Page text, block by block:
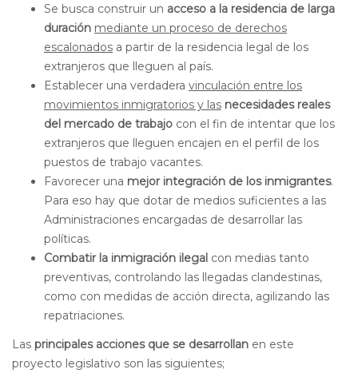
Se busca construir un acceso a la residencia de larga
duración mediante un proceso de derechos
escalonados a partir de la residencia legal de los
extranjeros que lleguen al país.
Establecer una verdadera vinculación entre los
movimientos inmigratorios y las necesidades reales
del mercado de trabajo con el fin de intentar que los
extranjeros que lleguen encajen en el perfil de los
puestos de trabajo vacantes.
Favorecer una mejor integración de los inmigrantes.
Para eso hay que dotar de medios suficientes a las
Administraciones encargadas de desarrollar las
políticas.
Combatir la inmigración ilegal con medias tanto
preventivas, controlando las llegadas clandestinas,
como con medidas de acción directa, agilizando las
repatriaciones.
Las principales acciones que se desarrollan en este
proyecto legislativo son las siguientes;